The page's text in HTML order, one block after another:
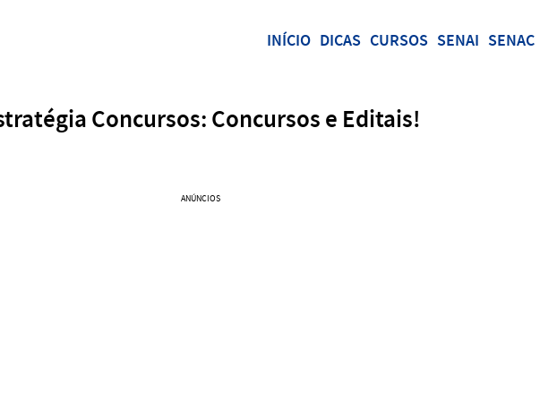
INÍCIO DICAS CURSOS SENAI SENAC
Concursos: Concursos e Editais!
ANÚNCIOS